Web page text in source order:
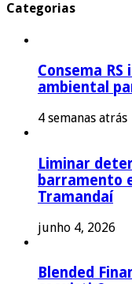
Categorias
Consema
ambiental
4 semanas atrás
Liminar
barramento
Tramandaí
junho 4, 2026
Blended